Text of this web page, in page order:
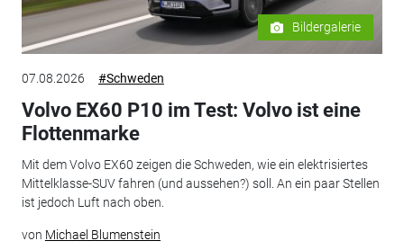
Bildergalerie
07.08.2026 #Schweden
Volvo EX60 P10 im Test: Volvo ist eine
Flottenmarke
Mit dem Volvo EX60 zeigen die Schweden, wie ein elektrisiertes
Mittelklasse-SUV fahren (und aussehen?) soll. An ein paar Stellen
ist jedoch Luft nach oben.
von Michael Blumenstein